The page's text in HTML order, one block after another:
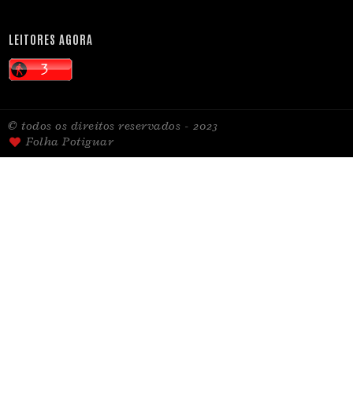
LEITORES AGORA
© todos os direitos reservados - 2023
Folha Potiguar